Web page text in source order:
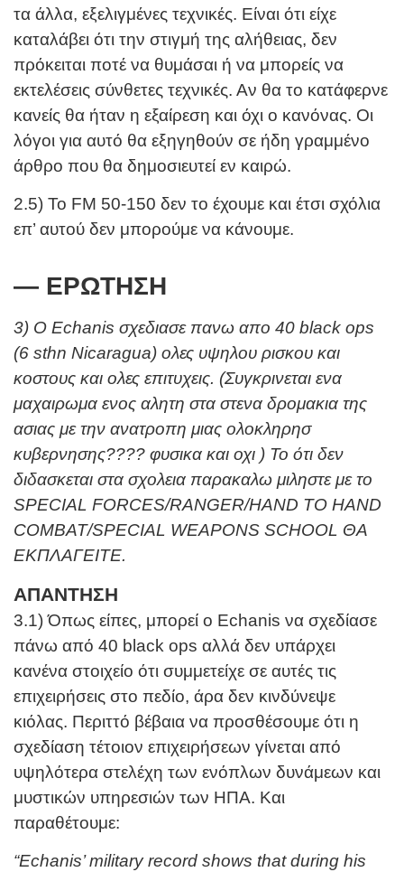
τα άλλα, εξελιγμένες τεχνικές. Είναι ότι είχε
καταλάβει ότι την στιγμή της αλήθειας, δεν
πρόκειται ποτέ να θυμάσαι ή να μπορείς να
εκτελέσεις σύνθετες τεχνικές. Αν θα το κατάφερνε
κανείς θα ήταν η εξαίρεση και όχι ο κανόνας. Οι
λόγοι για αυτό θα εξηγηθούν σε ήδη γραμμένο
άρθρο που θα δημοσιευτεί εν καιρώ.
2.5) Το FM 50-150 δεν το έχουμε και έτσι σχόλια
επ’ αυτού δεν μπορούμε να κάνουμε.
— ΕΡΩΤΗΣΗ
3) O Echanis σχεδιασε πανω απο 40 black ops
(6 sthn Nicaragua) ολες υψηλου ρισκου και
κοστους και ολες επιτυχεις. (Συγκρινεται ενα
μαχαιρωμα ενος αλητη στα στενα δρομακια της
ασιας με την ανατροπη μιας ολοκληρησ
κυβερνησης???? φυσικα και οχι ) Το ότι δεν
διδασκεται στα σχολεια παρακαλω μιληστε με το
SPECIAL FORCES/RANGER/HAND TO HAND
COMBAT/SPECIAL WEAPONS SCHOOL ΘΑ
ΕΚΠΛΑΓΕΙΤΕ.
ΑΠΑΝΤΗΣΗ
3.1) Όπως είπες, μπορεί ο Echanis να σχεδίασε
πάνω από 40 black ops αλλά δεν υπάρχει
κανένα στοιχείο ότι συμμετείχε σε αυτές τις
επιχειρήσεις στο πεδίο, άρα δεν κινδύνεψε
κιόλας. Περιττό βέβαια να προσθέσουμε ότι η
σχεδίαση τέτοιον επιχειρήσεων γίνεται από
υψηλότερα στελέχη των ενόπλων δυνάμεων και
μυστικών υπηρεσιών των ΗΠΑ. Και
παραθέτουμε:
“Echanis’ military record shows that during his